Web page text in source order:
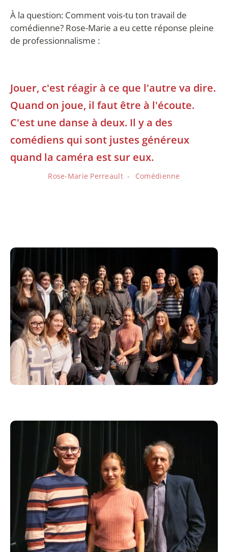
À la question: Comment vois-tu ton travail de
comédienne? Rose-Marie a eu cette réponse pleine
de professionnalisme :
Jouer, c'est réagir à ce que l'autre va dire.
Quand on joue, il faut être à l'écoute.
C'est une danse à deux. Il y a des
comédiens qui sont justes généreux
quand la caméra est sur eux.
Rose-Marie Perreault Comédienne